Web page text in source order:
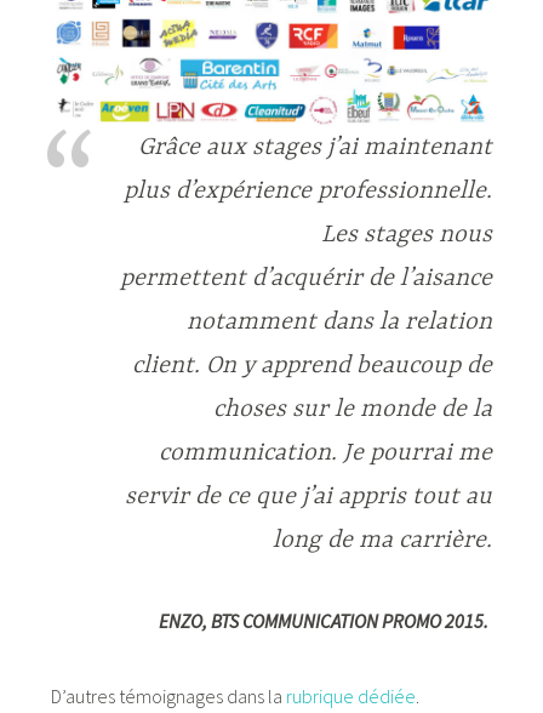
Grâce aux stages j’ai maintenant
plus d’expérience professionnelle.
Les stages nous
permettent d’acquérir de l’aisance
notamment dans la relation
client. On y apprend beaucoup de
choses sur le monde de la
communication. Je pourrai me
servir de ce que j’ai appris tout au
long de ma carrière.
ENZO, BTS COMMUNICATION PROMO 2015.
D’autres témoignages dans la rubrique dédiée.